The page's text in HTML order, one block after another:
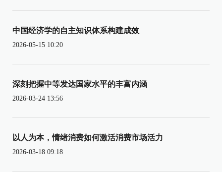
中国经济学的自主知识体系构建成效
2026-05-15 10:20
深刻把握中等发达国家水平的丰富内涵
2026-03-24 13:56
以人为本，情绪消费如何激活消费市场活力
2026-03-18 09:18